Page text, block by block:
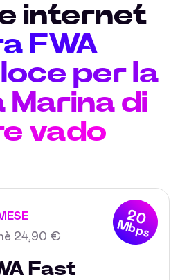
internet
FWA
per la
Marina di
vado
20
Mbps
24,90 €
Fast